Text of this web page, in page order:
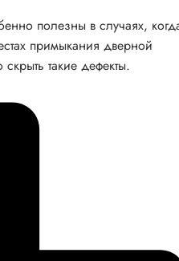
полезны в случаях,
примыкания дверной
такие дефекты.